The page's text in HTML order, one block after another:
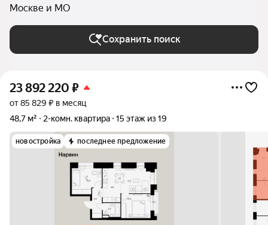
Москве и МО
Сохранить поиск
23 892 220 ₽
от 85 829 ₽ в месяц
48,7 м²
2-комн. квартира 15 этаж из 19
новостройка последнее предложение